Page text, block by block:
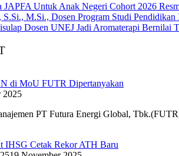
JAPFA Untuk Anak Negeri Cohort 2026
Dosen UNEJ Jadi Aromaterapi Bernilai
di MoU FUTR Dipertanyakan
2025
PT Futura Energi Global,
IHSG Cetak Rekor ATH Baru